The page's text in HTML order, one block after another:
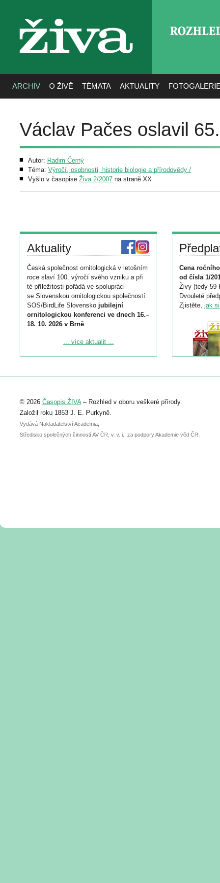
živa
ARCHIV O ŽIVĚ TÉMATA AKTUALITY
Václav Pačes oslavil
Autor: Radim Černý
Téma: Výročí, osobnosti, historie biologie a přírodovědy /
Vyšlo v časopise Živa 2/2007 na straně XX
Aktuality
Česká společnost ornitologická v letošním
roce slaví 100. výročí svého vzniku a při
té příležitosti pořádá ve spolupráci
se Slovenskou ornitologickou společností
SOS/BirdLife Slovensko jubilejní
ornitologickou konferenci ve dnech 16.–
18. 10. 2026 v Brně.
Podrobnější informace ke konferenci
Registrovat se můžete do 6. září.
abstraktu přihlášené přednášky nebo
posteru je už 30. června.
... více aktualit ...
Cena
od čísla 1/
Živy (tedy 59
Dvouleté
Zjistěte, jak
© 2026 Časopis ŽIVA– Rozhled v oboru veškeré přírody.
Založil roku 1853 J. E. Purkyně.
Vydává Nakladatelství Academia,
Středisko společných činností AV ČR, v. v. i., za podpory Akademie věd ČR.